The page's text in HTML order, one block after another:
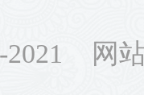
2021 网